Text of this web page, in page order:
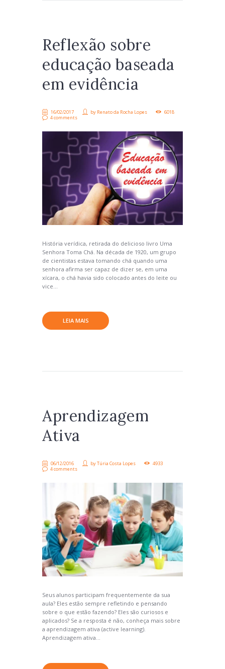
Reflexão sobre
educação baseada
em evidência
16/02/2017 by Renato da Rocha Lopes
6018
4 comments
História verídica, retirada do delicioso livro Uma
Senhora Toma Chá. Na década de 1920, um grupo
de cientistas estava tomando chá quando uma
senhora afirma ser capaz de dizer se, em uma
xícara, o chá havia sido colocado antes do leite ou
vice...
LEIA MAIS
Aprendizagem
Ativa
06/12/2016 byTúria Costa Lopes
4933
4 comments
Seus alunos participam frequentemente da sua
aula? Eles estão sempre refletindo e pensando
sobre o que estão fazendo? Eles são curiosos e
aplicados? Se a resposta é não, conheça mais sobre
a aprendizagem ativa (active learning).
Aprendizagem ativa...